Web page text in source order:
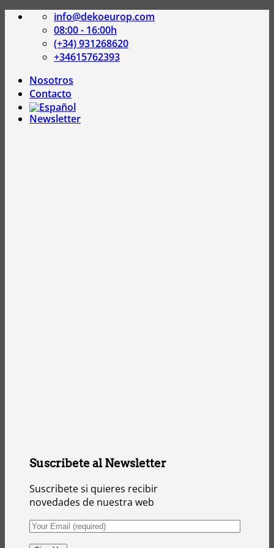
Saltar
contenido
info@dekoeurop.com
08:00 - 16:00h
(+34) 931268620
+34615762393
Nosotros
Contacto
Newsletter
Suscribete al Newsletter
Suscribete si quieres recibir
novedades de nuestra web